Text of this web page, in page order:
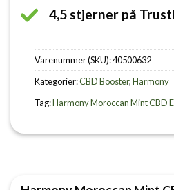
4,5 stjerner på
Varenummer (SKU):40500632
Kategorier:CBD Booster,Harmony
Tag:Harmony Moroccan Mint CBD